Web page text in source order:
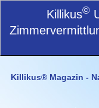
Killikus©
Killikus® Magazin -